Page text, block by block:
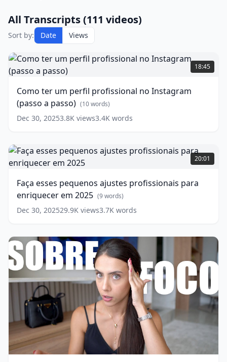
All Transcripts (111 videos)
Sort by: Date
Views
Como
ter
um
profissional
no
Instagram
(passo
passo)
10
words)
18:45
Como ter um perfil profissional no Instagram
(passo a passo) (10words)
Dec 30, 20253.8K views3.4K words
Faça
esses
pequenos
profissionais
para
enriquecer
em
words)
20:01
Faça esses pequenos ajustes profissionais para
enriquecer em 2025 (9words)
Dec 30, 202529.9K views3.7K words
Man,
understanding
this